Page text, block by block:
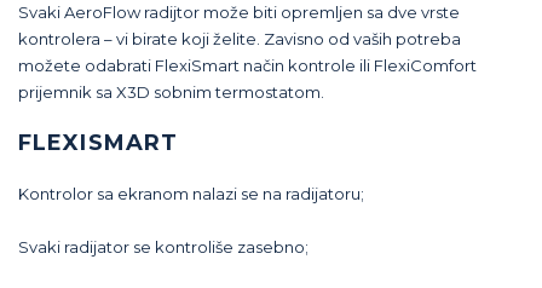
Svaki AeroFlow radijtor može biti opremljen sa dve vrste
kontrolera – vi birate koji želite. Zavisno od vaših potreba
možete odabrati FlexiSmart način kontrole ili FlexiComfort
prijemnik sa X3D sobnim termostatom.
FLEXISMART
Kontrolor sa ekranom nalazi se na radijatoru;
Svaki radijator se kontroliše zasebno;